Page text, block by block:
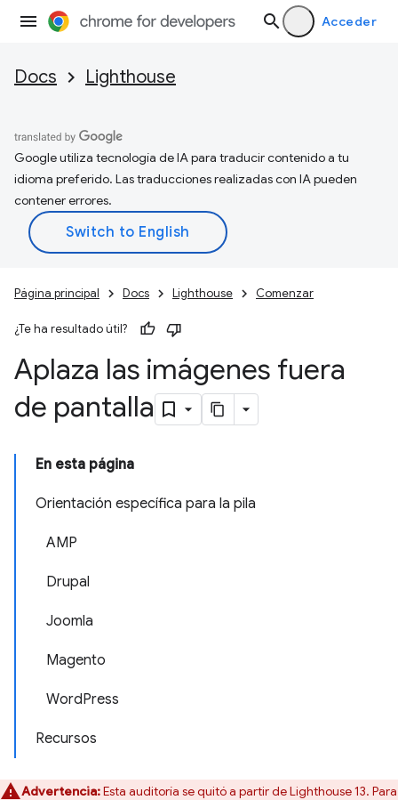
Acceder
Docs Lighthouse
Google utiliza tecnología de IA para traducir contenido a tu
idioma preferido. Las traducciones realizadas con IA pueden
contener errores.
Página principal Docs Lighthouse Comenzar
¿Te ha resultado útil?
Aplaza las imágenes fuera
de pantalla
En esta página
Orientación específica para la pila
AMP
Drupal
Joomla
Magento
WordPress
Recursos
Advertencia:Esta auditoría se quitó a partir de Lighthouse 13. Para